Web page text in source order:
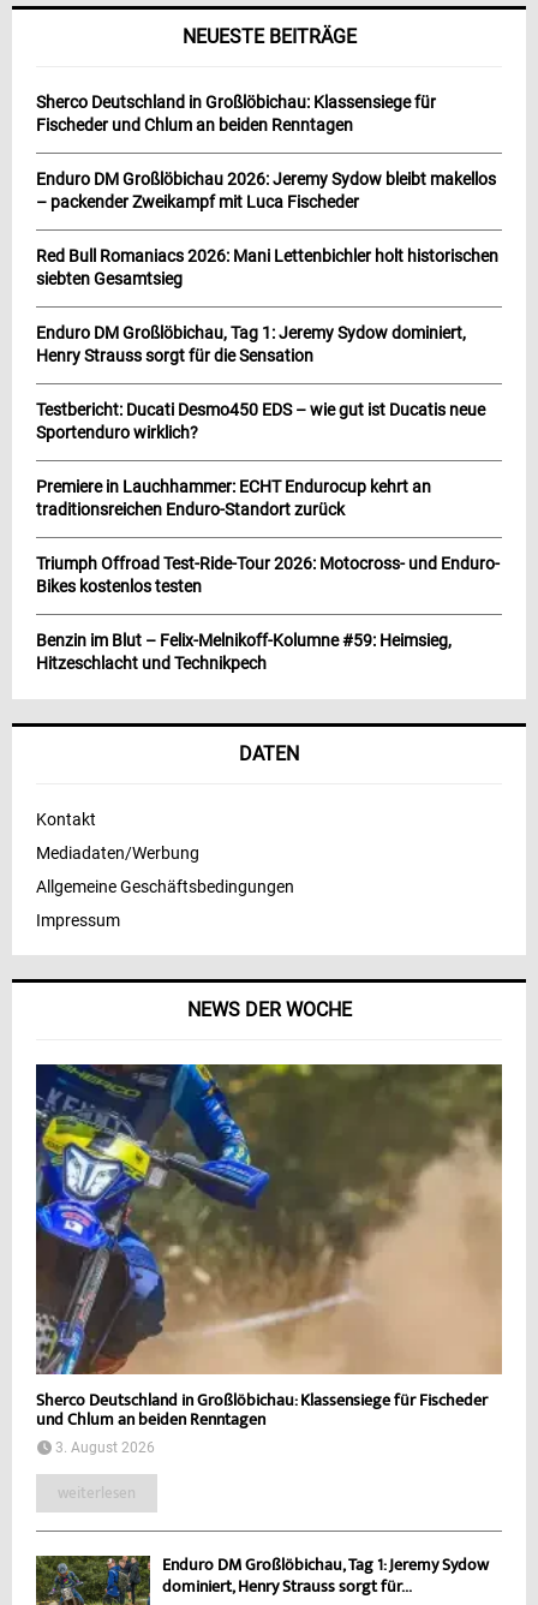
NEWS DER WOCHE
Sherco Deutschland in Großlöbichau: Klassensiege für Fischeder
und Chlum an beiden Renntagen
3. August 2026
weiterlesen
Enduro DM Großlöbichau, Tag 1: Jeremy Sydow
dominiert, Henry Strauss sorgt für...
NEUESTE BEITRÄGE
Sherco Deutschland in Großlöbichau: Klassensiege für
Fischeder und Chlum an beiden Renntagen
Enduro DM Großlöbichau 2026: Jeremy Sydow bleibt makellos
– packender Zweikampf mit Luca Fischeder
Red Bull Romaniacs 2026: Mani Lettenbichler holt historischen
siebten Gesamtsieg
Enduro DM Großlöbichau, Tag 1: Jeremy Sydow dominiert,
Henry Strauss sorgt für die Sensation
Testbericht: Ducati Desmo450 EDS – wie gut ist Ducatis neue
Sportenduro wirklich?
Premiere in Lauchhammer: ECHT Endurocup kehrt an
traditionsreichen Enduro-Standort zurück
Triumph Offroad Test-Ride-Tour 2026: Motocross- und Enduro-
Bikes kostenlos testen
Benzin im Blut – Felix-Melnikoff-Kolumne #59: Heimsieg,
Hitzeschlacht und Technikpech
DATEN
Kontakt
Mediadaten/Werbung
Allgemeine Geschäftsbedingungen
Impressum